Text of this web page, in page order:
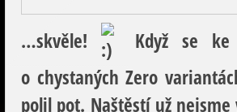
…skvěle!
Když se ke
o chystaných Zero
polil pot. Naštěstí už